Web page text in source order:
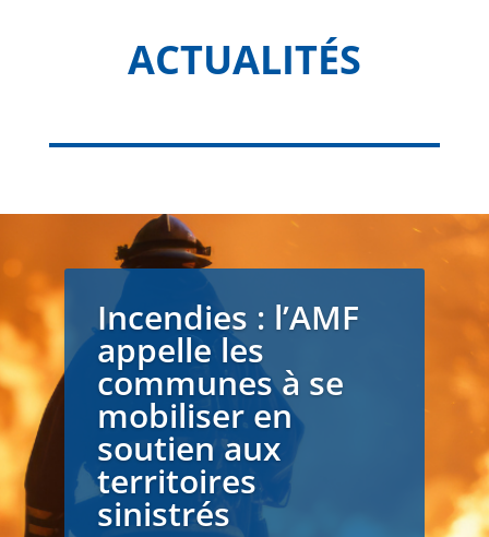
ACTUALITÉS
Incendies : l’AMF
appelle les
communes à se
mobiliser en
soutien aux
territoires
sinistrés